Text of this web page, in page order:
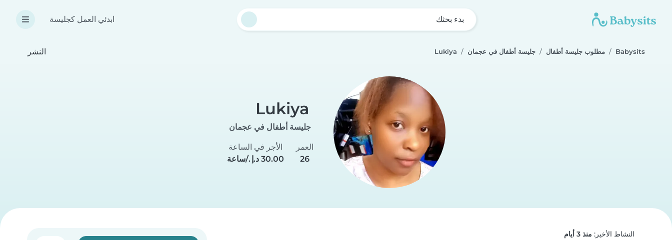
بدء بحثك ابدئي العمل كجليسة
Babysits مطلوب جليسة أطفال جليسة أطفال في عجمان Lukiya النشر
Lukiya
جليسة أطفال في عجمان
العمر
26
الأجر في الساعة
النشاط الأخير: منذ 3 أيام